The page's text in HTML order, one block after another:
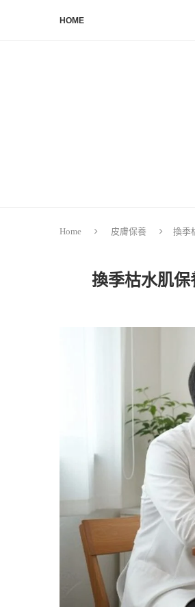
HOME
Home 皮膚保養 換季
換季枯水肌